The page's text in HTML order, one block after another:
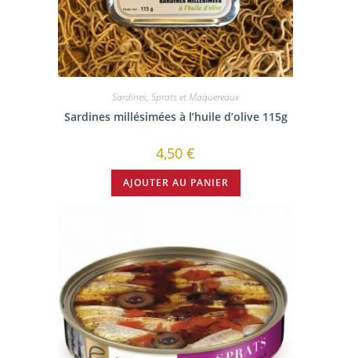
Sardines, Sprats et Maquereaux
Sardines millésimées à l’huile d’olive 115g
4,50 €
AJOUTER AU PANIER